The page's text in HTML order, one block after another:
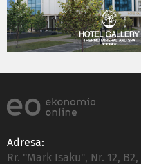
Adresa:
Rr. "Mark Isaku", Nr. 12,